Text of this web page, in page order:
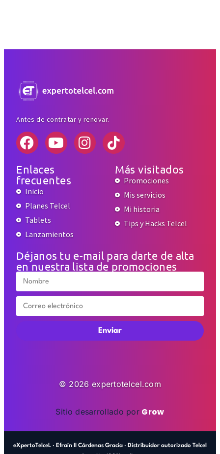
Antes de contratar y renovar.
Enlaces
frecuentes
Inicio
Planes Telcel
Tablets
Lanzamientos
Más visitados
Promociones
Mis servicios
Mi historia
Tips y Hacks Telcel
Déjanos tu e-mail para darte de alta
en nuestra lista de promociones
Enviar
© 2026 expertotelcel.com
Sitio desarrollado por Grow
eXpertoTelceL · Efraín II Cárdenas Gracia · Distribuidor autorizado Telcel